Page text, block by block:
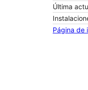
Última
Página de